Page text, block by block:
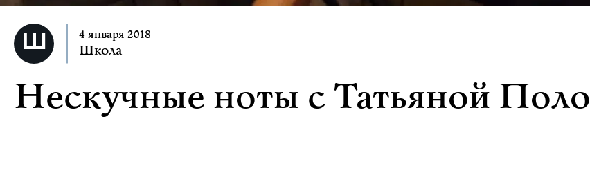
4 января 2018
Школа
Нескучные ноты с Татьяной Поло